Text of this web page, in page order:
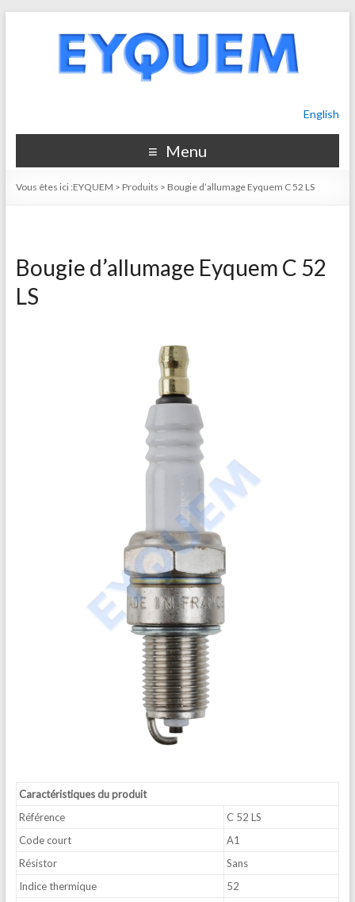
English
Menu
Vous êtes ici :EYQUEM > Produits > Bougie d’allumage Eyquem C 52 LS
Bougie d’allumage Eyquem C 52
LS
Caractéristiques du produit
Référence
C 52 LS
Code court
A1
Résistor
Sans
Indice thermique
52